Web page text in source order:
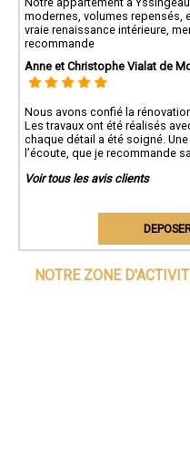
modernes, volumes repensés,
vraie renaissance intérieure,
recommande
Anne et Christophe Vialat de
Nous avons confié la
Les travaux ont été réalisés
chaque détail a été soigné.
l’écoute, que je recommande
Voir tous les avis clients
NOTRE ZONE